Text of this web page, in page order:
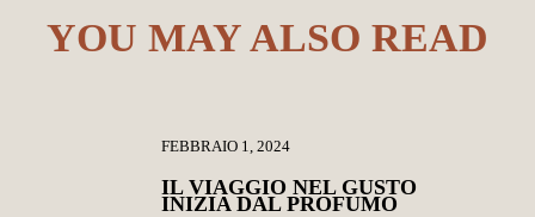
YOU MAY ALSO READ
FEBBRAIO 1, 2024
IL VIAGGIO NEL GUSTO
INIZIA DAL PROFUMO